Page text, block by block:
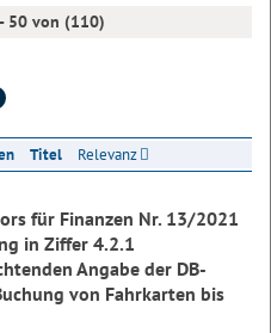
50 von (110)
Titel Relevanz
für Finanzen Nr. 13/2021
in Ziffer 4.2.1
Angabe der DB-
von Fahrkarten bis